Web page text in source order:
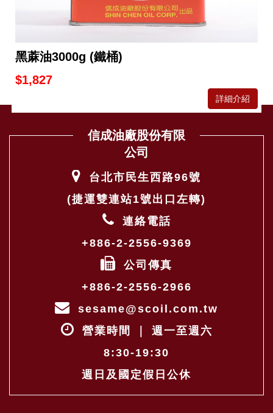
黑蔴油3000g (鐵桶)
$1,827
詳細介紹
信成油廠股份有限
公司
台北市民生西路96號
(捷運雙連站1號出口左轉)
連絡電話
+886-2-2556-9369
公司傳真
+886-2-2556-2966
sesame@scoil.com.tw
營業時間 ｜ 週一至週六
8:30-19:30
週日及國定假日公休